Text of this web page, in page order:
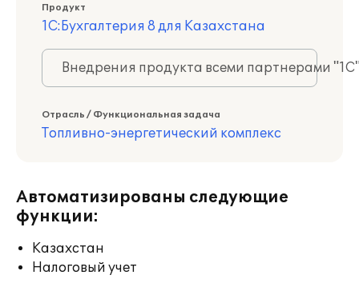
Продукт
1С:Бухгалтерия 8 для Казахстана
Внедрения продукта всеми партнерами
Отрасль / Функциональная задача
Топливно-энергетический комплекс
Автоматизированы следующие
функции:
Казахстан
Налоговый учет